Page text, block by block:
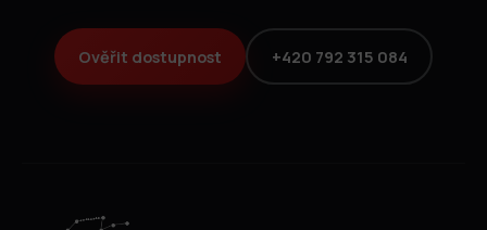
Ověřit dostupnost +420 792 315 084